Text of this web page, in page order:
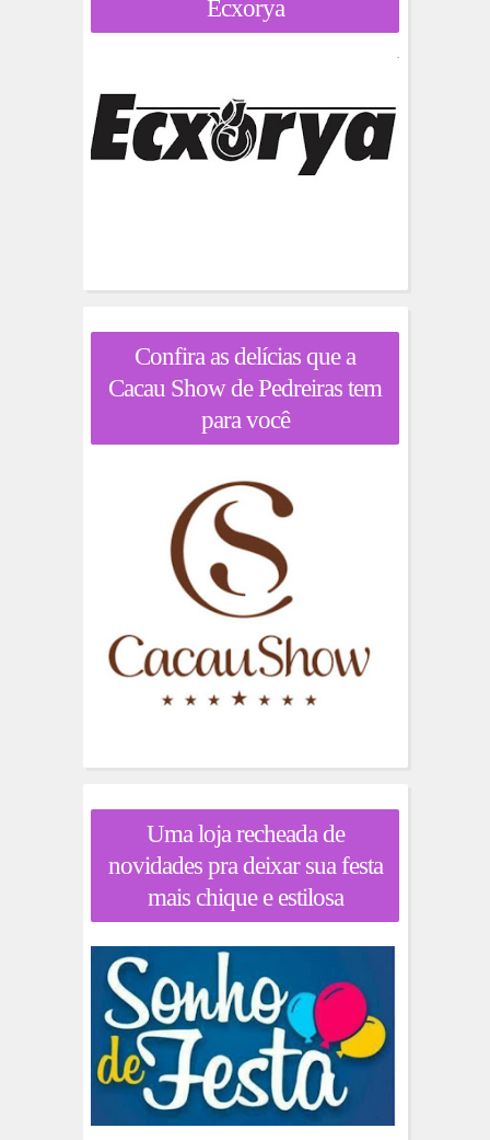
Ecxorya
Confira as delícias que a
Cacau Show de Pedreiras tem
para você
Uma loja recheada de
novidades pra deixar sua festa
mais chique e estilosa